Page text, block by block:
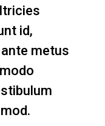
id,
metus